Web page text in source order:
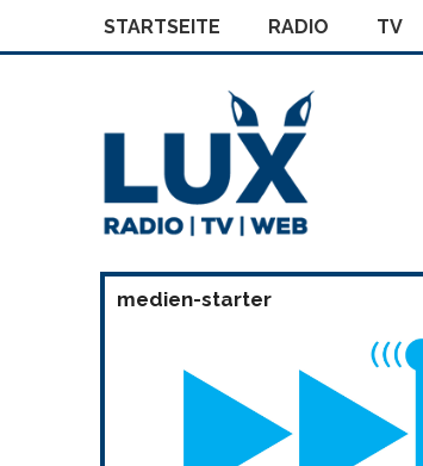
STARTSEITE RADIO TV
medien-starter